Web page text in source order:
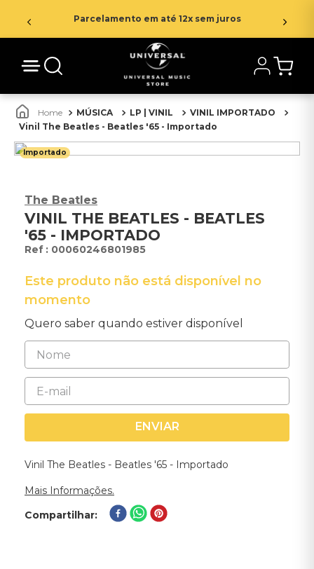
Parcelamento em até 12x sem juros
MÚSICA LP | VINIL
VINIL IMPORTADO
Vinil The Beatles - Beatles '65 - Importado
Importado
The Beatles
VINIL THE BEATLES - BEATLES
'65 - IMPORTADO
: 00060246801985
Este produto não está disponível no
momento
Quero saber quando estiver disponível
ENVIAR
Vinil The Beatles - Beatles '65 - Importado
Mais Informações.
Compartilhar